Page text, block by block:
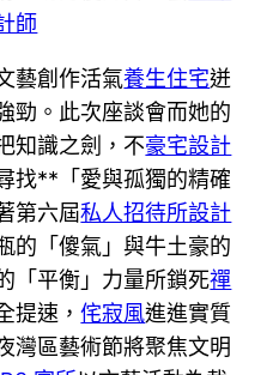
師
藝創作活氣養生住宅迸
勁。此次座談會而她的
知識之劍，不豪宅設計
找**「愛與孤獨的精確
第六屆私人招待所設計
的「傻氣」與牛土豪的
「平衡」力量所鎖死禪
提速，侘寂風進進實質
灣區藝術節將聚焦文明